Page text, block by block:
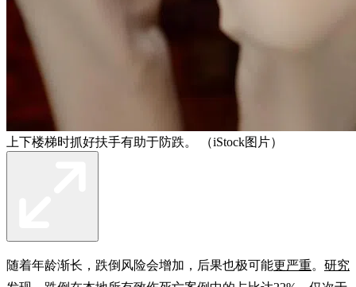
上下楼梯时抓好扶手有助于防跌。 （iStock图片）
随着年龄渐长，跌倒风险会增加，后果也极可能更严重。 研究